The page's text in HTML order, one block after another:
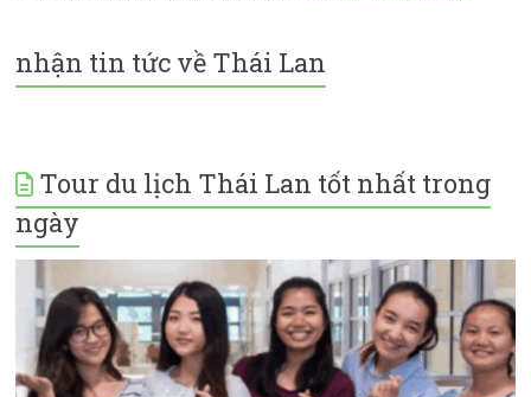
nhận tin tức về Thái Lan
Tour du lịch Thái Lan tốt nhất trong
ngày